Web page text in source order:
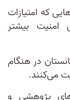
که امتیازات
امنیت بیشتر
در هنگام
می‌کنند.
پژوهشی و